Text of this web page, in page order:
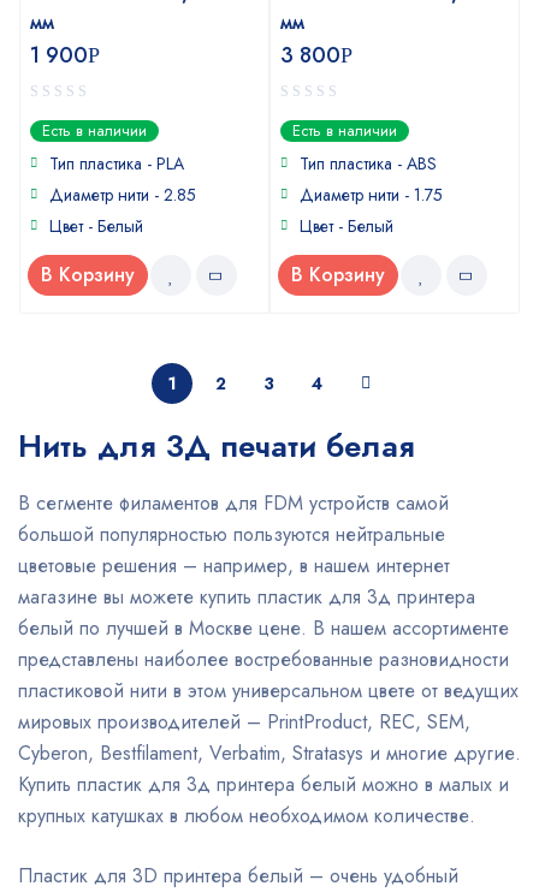
мм
1 900Р
0
out
of
Есть в наличии
Тип пластика - PLA
Диаметр нити - 2.85
Цвет - Белый
В Корзину
мм
3 800Р
0
out
of
Есть в наличии
Тип пластика - ABS
Диаметр нити - 1.75
Цвет - Белый
В Корзину
1 2 3 4
Нить для 3Д печати белая
В сегменте филаментов для FDM устройств самой
большой популярностью пользуются нейтральные
цветовые решения – например, в нашем интернет
магазине вы можете купить пластик для 3д принтера
белый по лучшей в Москве цене. В нашем ассортименте
представлены наиболее востребованные разновидности
пластиковой нити в этом универсальном цвете от ведущих
мировых производителей – PrintProduct, REC, SEM,
Cyberon, Bestfilament, Verbatim, Stratasys и многие другие.
Купить пластик для 3д принтера белый можно в малых и
крупных катушках в любом необходимом количестве.
Пластик для 3D принтера белый – очень удобный